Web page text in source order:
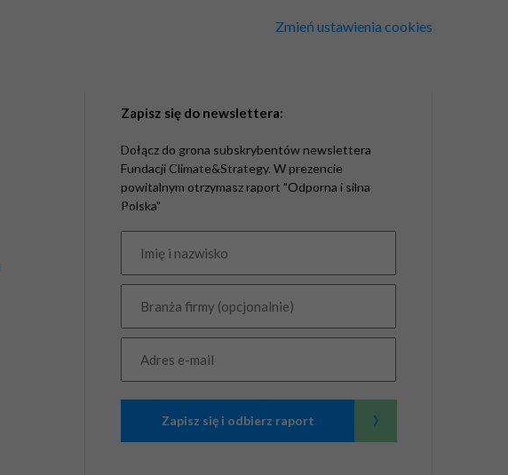
Zmień ustawienia cookies
Zapisz się do newslettera:
Dołącz do grona subskrybentów newslettera
Fundacji Climate&Strategy. W prezencie
powitalnym otrzymasz raport "Odporna i silna
Polska"
Zapisz się i odbierz raport ›